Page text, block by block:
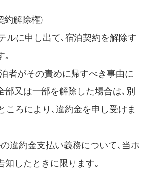
約解除権)
ルに申し出て､宿泊契約を解除す
｡
者がその責めに帰すべき事由に
部又は一部を解除した場合は､別
ころにより､違約金を申し受けま
違約金支払い義務について､当ホ
知したときに限ります｡